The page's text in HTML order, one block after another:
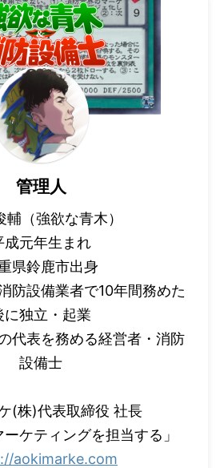
管理人
輔（強欲な青木）
成元年生まれ
県鈴鹿市出身
防設備業者で10年間務めた
に独立・起業
代表を務める経営者・消防
設備士
(株)代表取締役 社長
ーケティングを担当する」
aokimarke.com